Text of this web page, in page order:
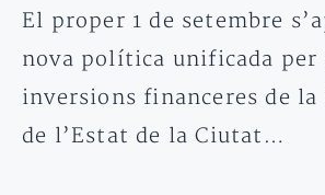
El proper 1 de setembre
nova política unificada per
inversions financeres de la
de l’Estat de la Ciutat…